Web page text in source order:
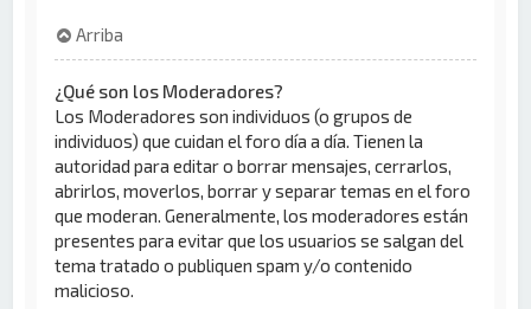
Arriba
¿Qué son los Moderadores?
Los Moderadores son individuos (o grupos de
individuos) que cuidan el foro día a día. Tienen la
autoridad para editar o borrar mensajes, cerrarlos,
abrirlos, moverlos, borrar y separar temas en el foro
que moderan. Generalmente, los moderadores están
presentes para evitar que los usuarios se salgan del
tema tratado o publiquen spam y/o contenido
malicioso.